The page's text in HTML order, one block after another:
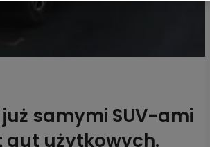
samymi SUV-ami
aut użytkowych.